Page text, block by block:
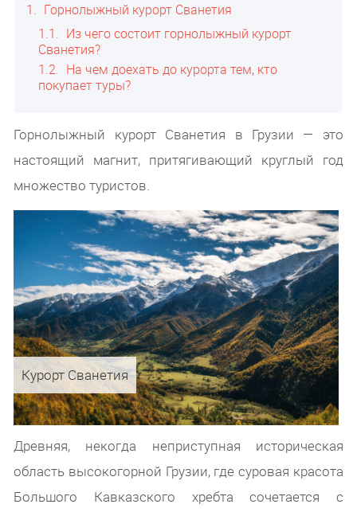
1
Горнолыжный курорт Сванетия
1.1
Из чего состоит горнолыжный курорт
Сванетия?
1.2
На чем доехать до курорта тем, кто
покупает туры?
Горнолыжный курорт Сванетия в Грузии — это
настоящий магнит, притягивающий круглый год
множество туристов.
Курорт Сванетия
Древняя, некогда неприступная историческая
область высокогорной Грузии, где суровая красота
Большого Кавказского хребта сочетается с